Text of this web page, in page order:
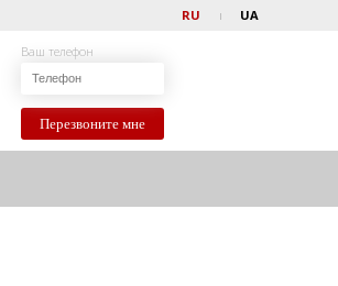
RU UA
Ваш телефон
Перезвоните мне